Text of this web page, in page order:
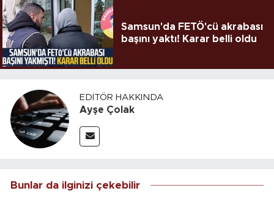
Samsun'da FETÖ'cü akrabası
başını yaktı! Karar belli oldu
EDITÖR HAKKINDA
Ayşe Çolak
Bunlar da ilginizi çekebilir